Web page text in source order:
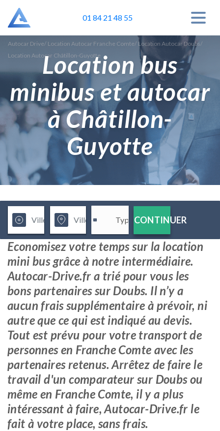
01 84 21 48 55
Autocar Drive/ Location Autocar Franche Comte/ Location Autocar Doubs/
Location Autocar Châtillon-Guyotte
Location bus
minibus et autocar
à Châtillon-
Guyotte
CONTINUER
Economisez votre temps sur la location
mini bus grâce à notre intermédiaire.
Autocar-Drive.fr a trié pour vous les
bons partenaires sur Doubs. Il n’y a
aucun frais supplémentaire à prévoir, ni
autre que ce qui est indiqué au devis.
Tout est prévu pour votre transport de
personnes en Franche Comte avec les
partenaires retenus. Arrêtez de faire le
travail d'un comparateur sur Doubs ou
même en Franche Comte, il y a plus
intéressant à faire, Autocar-Drive.fr le
fait à votre place, sans frais.